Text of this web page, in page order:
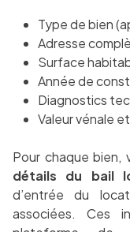
Type de bien
Adresse
Surface
Année de
Diagnostics
Valeur vénale
Pour chaque bien,
détails du bail
d’entrée du
associées. Ces